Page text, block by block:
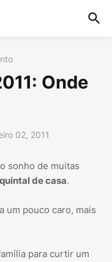
Onde
02, 2011
sonho de muitas
de casa.
um pouco caro, mais
para curtir um